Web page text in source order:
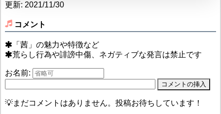
更新: 2021/11/30
コメント
「茜」の魅力や特徴など
荒らし行為や誹謗中傷、ネガティブな発言は禁止です
お名前:
💡まだコメントはありません。投稿お待ちしています！